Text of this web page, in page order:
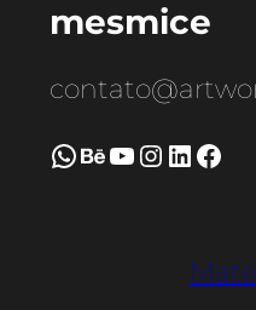
mesmice
WhatsApp Behance Youtube Instagram LinkedIn Facebook